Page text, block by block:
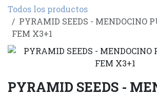
Todos los productos
PYRAMID SEEDS - MENDOCINO
FEM X3+1
PYRAMID SEEDS -